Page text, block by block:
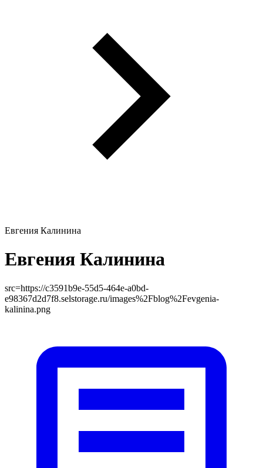
Евгения Калинина
Евгения Калинина
src=https://c3591b9e-55d5-464e-a0bd-
e98367d2d7f8.selstorage.ru/images%2Fblog%2Fevgenia-
kalinina.png